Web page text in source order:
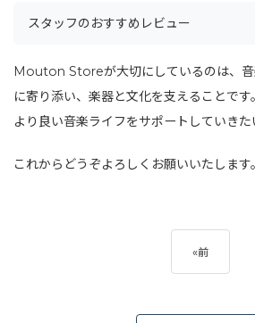
スタッフのおすすめレビュー
Mouton Storeが大切にしているのは、音
に寄り添い、楽器と文化を支えることです
より良い音楽ライフをサポートしていきた
これからどうぞよろしくお願いいたします。
«前